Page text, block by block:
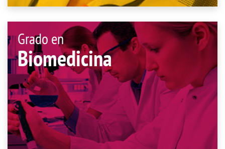
Grado en
Biomedicina